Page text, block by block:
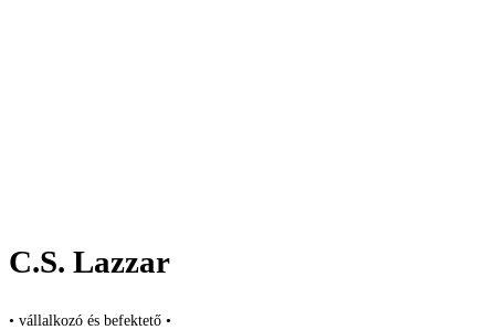
C.S. Lazzar
• vállalkozó és befektető •